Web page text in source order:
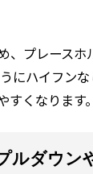
、プレースホ
にハイフン
くなります。
ルダウン